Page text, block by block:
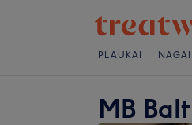
PLAUKAI NAGAI
MB